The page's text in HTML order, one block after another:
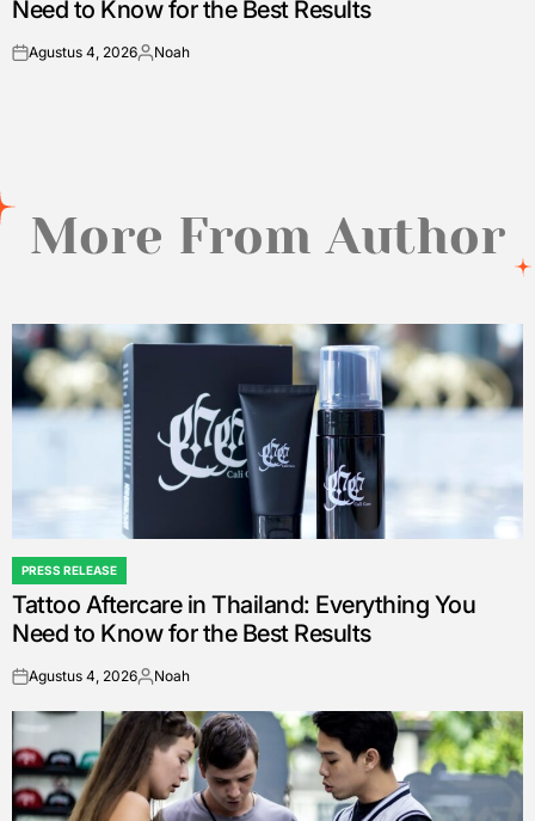
Need to Know for the Best Results
onAgustus 4, 2026Posted
Noah
More From Author
POSTED
IN
PRESS RELEASE
Tattoo Aftercare in Thailand: Everything You
Need to Know for the Best Results
onAgustus 4, 2026Posted
Noah